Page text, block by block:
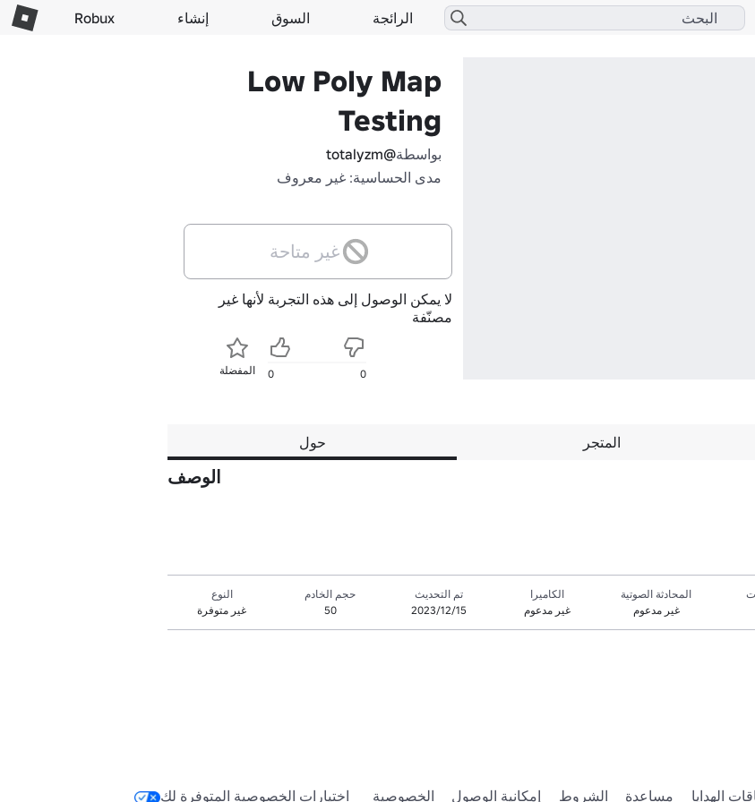
الرائجة السوق إنشاء Robux
Low Poly Map
Testing
بواسطة@totalyzm
مدى الحساسية: غير معروف
غير متاحة
لا يمكن الوصول إلى هذه التجربة لأنها غير
مصنّفة
المفضلة 0 0
حول المتجر
الوصف
المحادثة الصوتية
غير مدعوم
الكاميرا
غير مدعوم
تم التحديث
15‏/12‏/2023
حجم الخادم
50
النوع
غير متوفرة
الهدايا مساعدة الشروط إمكانية الوصول الخصوصية اختيارات الخصوصية المتوفرة لك